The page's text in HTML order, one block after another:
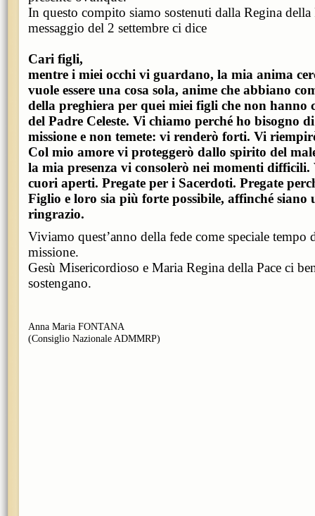
In questo compito siamo sostenuti dalla Regina della
messaggio del 2 settembre ci dice
Cari figli,
mentre i miei occhi vi guardano, la mia anima
vuole essere una cosa sola, anime che abbiano
della preghiera per quei miei figli che non hanno
del Padre Celeste. Vi chiamo perché ho bisogno
missione e non temete: vi renderò forti. Vi
Col mio amore vi proteggerò dallo spirito del
la mia presenza vi consolerò nei momenti
cuori aperti. Pregate per i Sacerdoti. Pregate
Figlio e loro sia più forte possibile, affinché siano
ringrazio.
Viviamo quest’anno della fede come speciale tempo
missione.
Gesù Misericordioso e Maria Regina della Pace ci
sostengano.
Anna Maria FONTANA
(Consiglio Nazionale ADMMRP)